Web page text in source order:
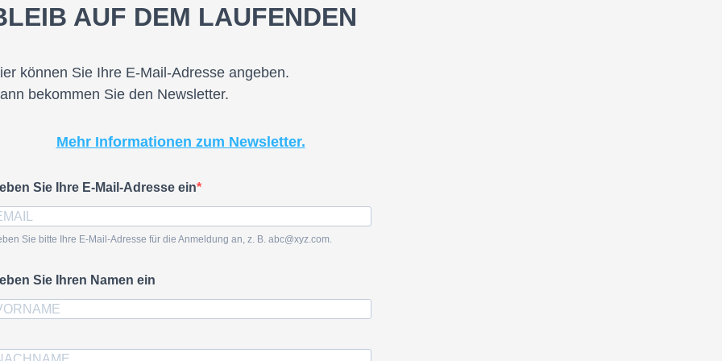
AUF DEM LAUFENDEN
können Sie Ihre E-Mail-Adresse angeben.
bekommen Sie den Newsletter.
Mehr Informationen zum Newsletter.
Sie Ihre E-Mail-Adresse ein
Sie bitte Ihre E-Mail-Adresse für die Anmeldung an, z. B. abc@xyz.com.
Sie Ihren Namen ein